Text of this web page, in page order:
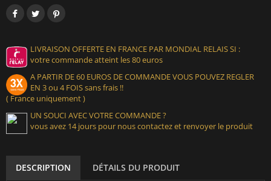
LIVRAISON OFFERTE EN FRANCE PAR MONDIAL RELAIS SI :
votre commande atteint les 80 euros
A PARTIR DE 60 EUROS DE COMMANDE VOUS POUVEZ REGLER
EN 3 ou 4 FOIS sans frais !!
( France uniquement )
UN SOUCI AVEC VOTRE COMMANDE ?
vous avez 14 jours pour nous contactez et renvoyer le produit
DESCRIPTION DÉTAILS DU PRODUIT